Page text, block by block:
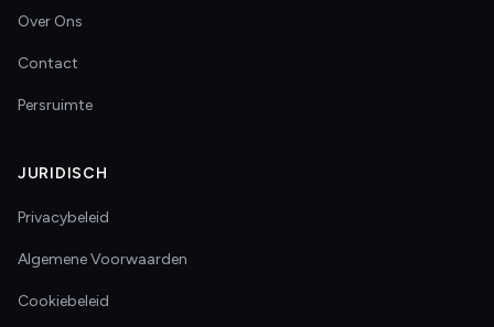
Over Ons
Contact
Persruimte
JURIDISCH
Privacybeleid
Algemene Voorwaarden
Cookiebeleid